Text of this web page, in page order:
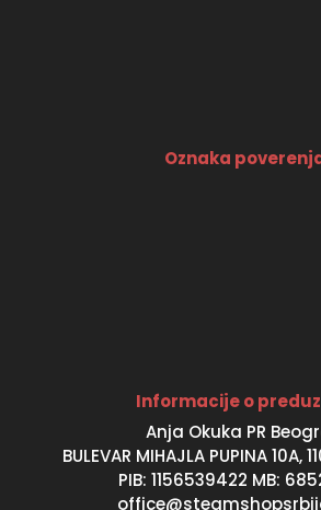
Oznaka
Informacije o
Anja Okuka PR
BULEVAR MIHAJLA PUPINA 10A,
PIB: 1156539422 MB: